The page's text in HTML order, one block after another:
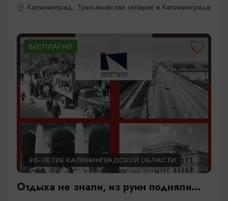
Калининград, Третьяковская галерея в Калининграде
БЕСПЛАТНО
80-ЛЕТИЕ КАЛИНИНГРАДСКОЙ ОБЛАСТИ
Отдыха не знали, из руин подняли...